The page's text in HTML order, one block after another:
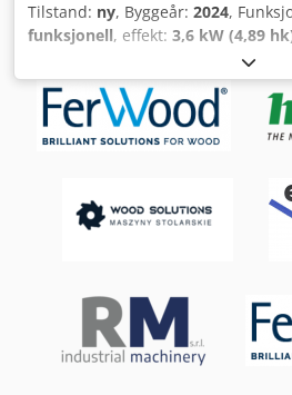
Tilstand: ny, Byggeår: 2024,
funksjonell, effekt: 3,6 kW (4,89
(maks.):3 mm,
11 kg, trykklufttilkobling: 6 stang,
Den perfekte nullfuge Dkodpfxor
kanthøyde - Opptil 3 mm
stasjonær bruk - Verktøyløs
kanttykkelse - ca. 4 minutters